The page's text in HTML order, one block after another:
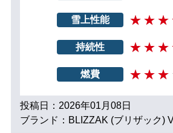
雪上性能
持続性
燃費
投稿日：2026年01月08日
ブランド：BLIZZAK (ブリザック)